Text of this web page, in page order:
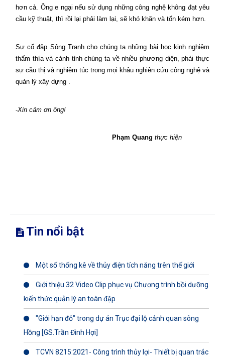
hơn cả. Ông e ngại nếu sử dụng những công nghệ không đạt yêu
cầu kỹ thuật, thì rồi lại phải làm lại, sẽ khó khăn và tốn kém hơn.
Sự cố đập Sông Tranh cho chúng ta những bài học kinh nghiệm
thấm thía và cảnh tỉnh chúng ta về nhiều phương diện, phải thực
sự cầu thị và nghiêm túc trong mọi khâu nghiên cứu công nghệ và
quản lý xây dựng .
-Xin cảm ơn ông!
Phạm Quang thực hiện
Tin nổi bật
Một số thống kê về thủy điện tích năng trên thế giới
Giới thiệu 32 Video Clip phục vụ Chương trình bồi dưỡng
kiến thức quản lý an toàn đập
"Giới hạn đỏ" trong dự án Trục đại lộ cảnh quan sông
Hồng [GS.Trần Đình Hợi]
TCVN 8215:2021- Công trình thủy lợi- Thiết bị quan trắc